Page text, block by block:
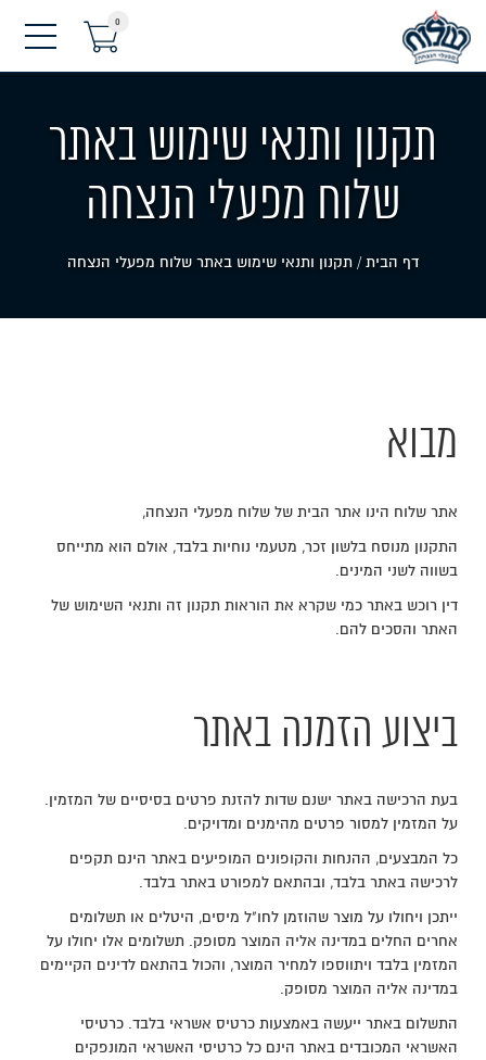
0
תפריט
תקנון ותנאי שימוש באתר
שלוח מפעלי הנצחה
דף הבית/ תקנון ותנאי שימוש באתר שלוח מפעלי הנצחה
מבוא
אתר שלוח הינו אתר הבית של שלוח מפעלי הנצחה,
התקנון מנוסח בלשון זכר, מטעמי נוחיות בלבד, אולם הוא מתייחס
בשווה לשני המינים.
דין רוכש באתר כמי שקרא את הוראות תקנון זה ותנאי השימוש של
האתר והסכים להם.
ביצוע הזמנה באתר
בעת הרכישה באתר ישנם שדות להזנת פרטים בסיסיים של המזמין.
על המזמין למסור פרטים מהימנים ומדויקים.
כל המבצעים, ההנחות והקופונים המופיעים באתר הינם תקפים
לרכישה באתר בלבד, ובהתאם למפורט באתר בלבד.
ייתכן ויחולו על מוצר שהוזמן לחו"ל מיסים, היטלים או תשלומים
אחרים החלים במדינה אליה המוצר מסופק. תשלומים אלו יחולו על
המזמין בלבד ויתווספו למחיר המוצר, והכול בהתאם לדינים הקיימים
במדינה אליה המוצר מסופק.
התשלום באתר ייעשה באמצעות כרטיס אשראי בלבד. כרטיסי
האשראי המכובדים באתר הינם כל כרטיסי האשראי המונפקים